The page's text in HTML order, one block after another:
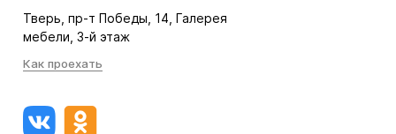
Тверь, пр-т Победы, 14, Галерея
мебели, 3-й этаж
Как проехать